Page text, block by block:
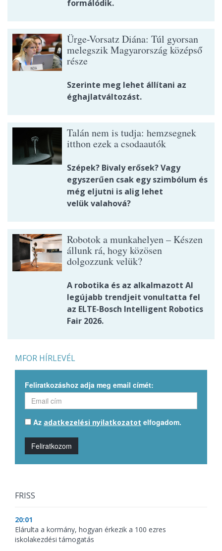
formálódik.
Ürge-Vorsatz Diána: Túl gyorsan
melegszik Magyarország középső
része
Szerinte meg lehet állítani az
éghajlatváltozást.
Talán nem is tudja: hemzsegnek
itthon ezek a csodaautók
Szépek? Bivaly erősek? Vagy
egyszerűen csak egy szimbólum és
még eljutni is alig lehet
velük valahová?
Robotok a munkahelyen – Készen
állunk rá, hogy közösen
dolgozzunk velük?
A robotika és az alkalmazott AI
legújabb trendjeit vonultatta fel
az ELTE-Bosch Intelligent Robotics
Fair 2026.
MFOR HÍRLEVÉL
Feliratkozáshoz adja meg email címét:
Az adatkezelési nyilatkozatot elfogadom.
Feliratkozom
FRISS
20:01
Elárulta a kormány, hogyan érkezik a 100 ezres
iskolakezdési támogatás